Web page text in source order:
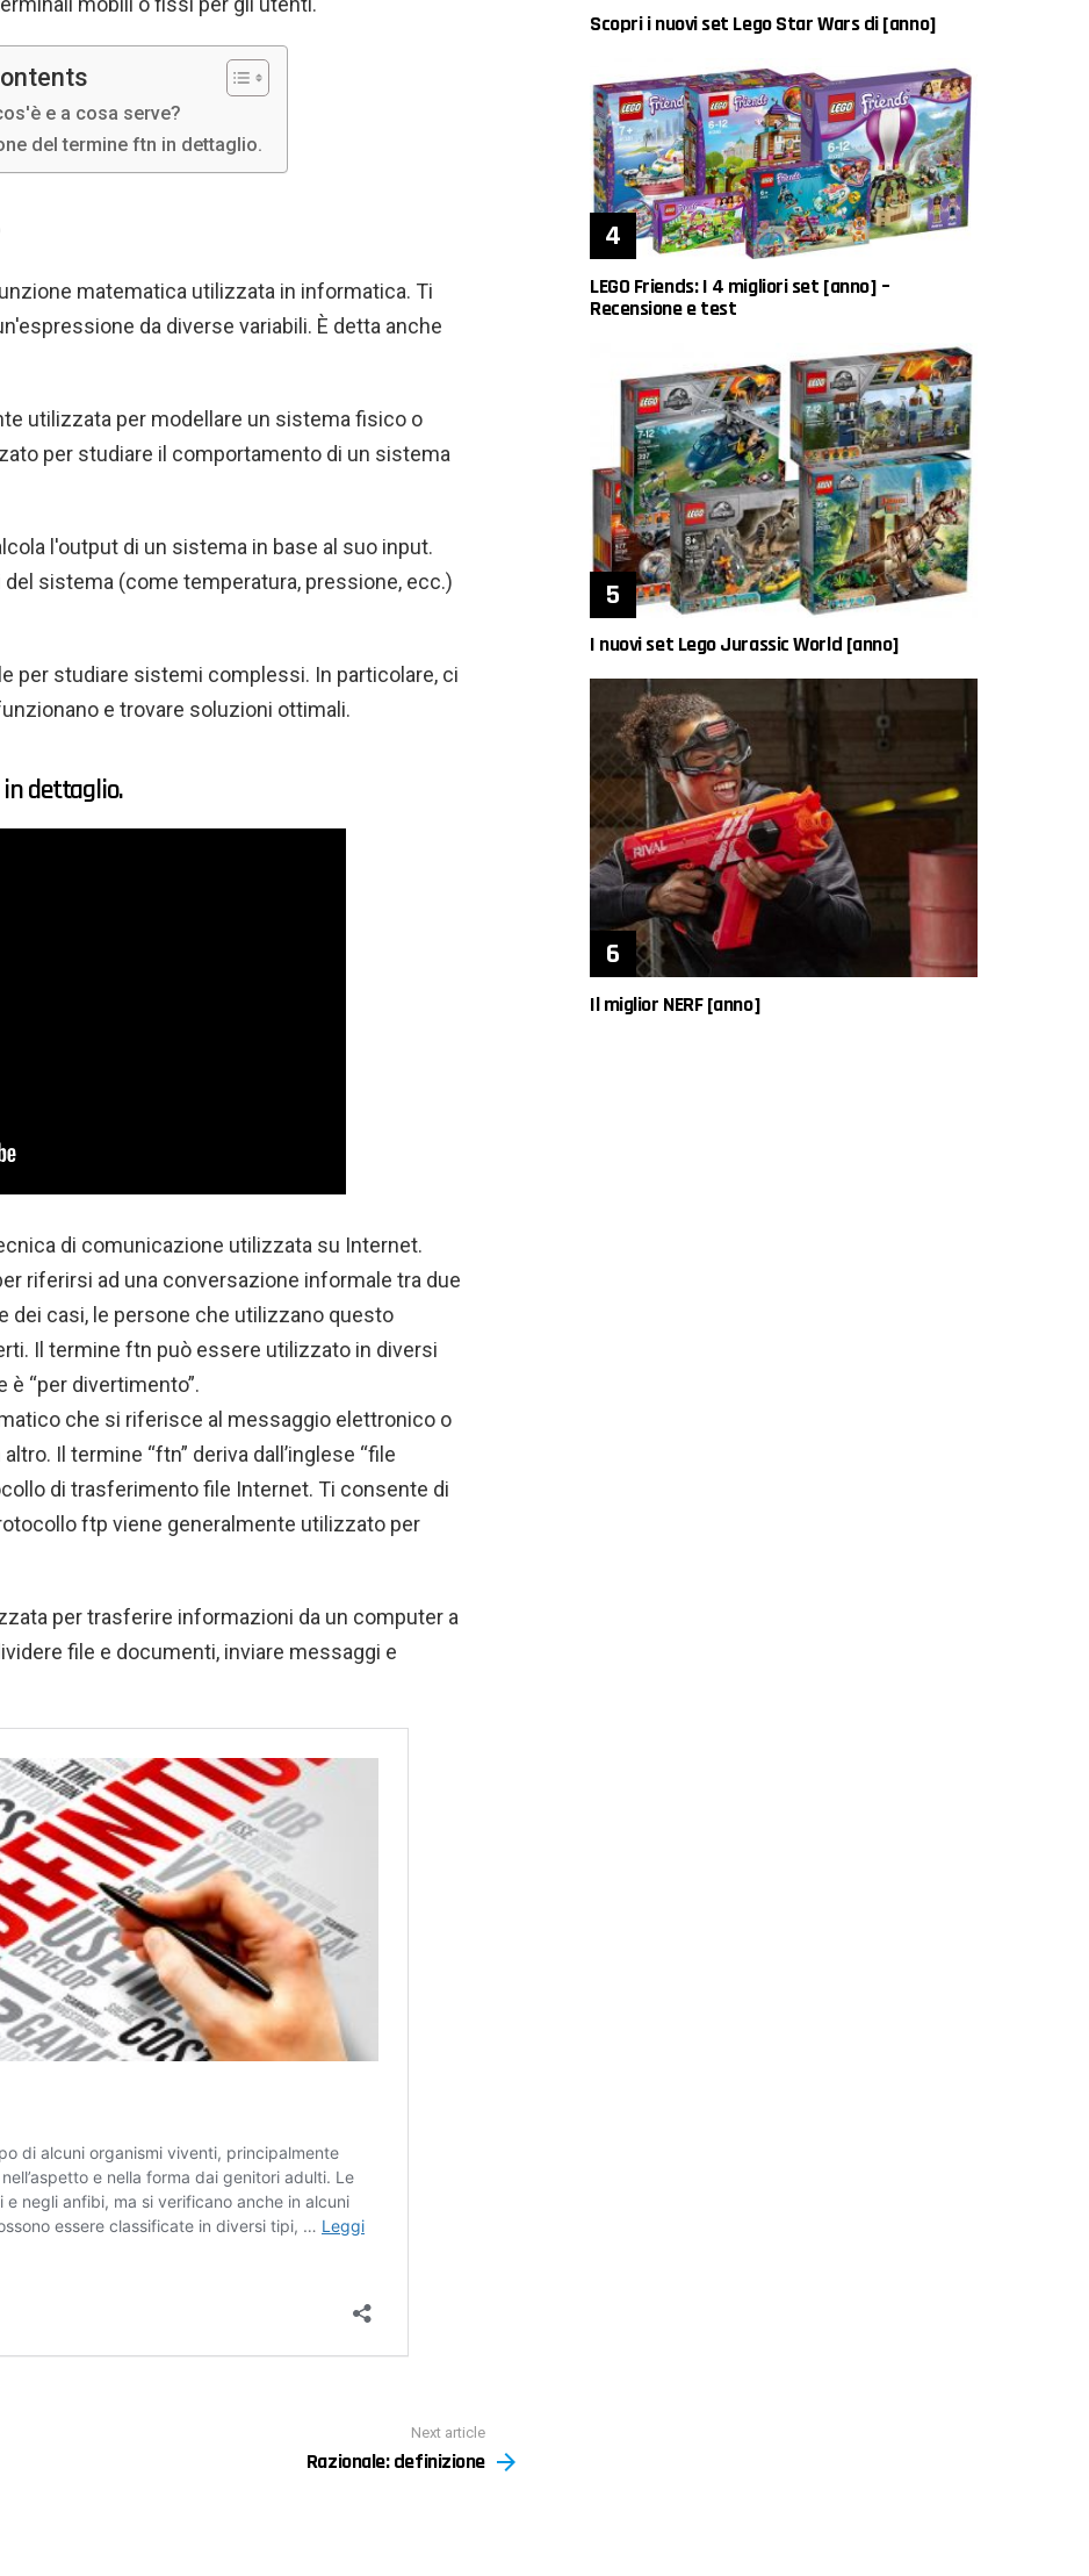
e a cosa serve?
del termine ftn in dettaglio.
matematica utilizzata in informatica. Ti
da diverse variabili. È detta anche
utilizzata per modellare un sistema fisico o
per studiare il comportamento di un sistema
l'output di un sistema in base al suo input.
sistema (come temperatura, pressione, ecc.)
per studiare sistemi complessi. In particolare, ci
e trovare soluzioni ottimali.
dettaglio.
di comunicazione utilizzata su Internet.
riferirsi ad una conversazione informale tra due
dei casi, le persone che utilizzano questo
Il termine ftn può essere utilizzato in diversi
“per divertimento”.
che si riferisce al messaggio elettronico o
Il termine “ftn” deriva dall’inglese “file
di trasferimento file Internet. Ti consente di
ftp viene generalmente utilizzato per
per trasferire informazioni da un computer a
file e documenti, inviare messaggi e
Next article
Razionale: definizione
Scopri i nuovi set Lego Star Wars di [anno]
LEGO Friends: I 4 migliori set [anno] –
Recensione e test
I nuovi set Lego Jurassic World [anno]
Il miglior NERF [anno]